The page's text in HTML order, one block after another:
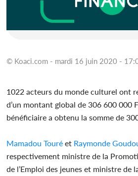
© Koaci.com - mardi 16 juin 2020 -
1022 acteurs du monde culturel ont
d’un montant global de 306 600 000
bénéficiaire a obtenu la somme de
Mamadou Touré et Raymonde
respectivement ministre de la
de l’Emploi des jeunes et ministre de